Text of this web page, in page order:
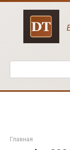
Перейти
Поиск:
Главная